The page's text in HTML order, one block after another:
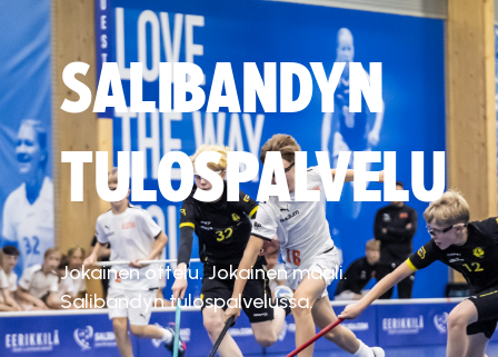
SALIBANDYN
TULOSPALVELU
Jokainen ottelu. Jokainen maali.
Salibandyn tulospalvelussa.